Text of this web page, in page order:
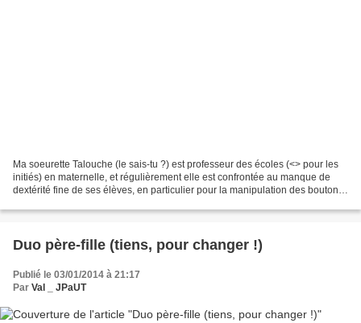
Ma soeurette Talouche (le sais-tu ?) est professeur des écoles (<> pour les
initiés) en maternelle, et régulièrement elle est confrontée au manque de
dextérité fine de ses élèves, en particulier pour la manipulation des boutons,
Duo père-fille (tiens, pour changer !)
Publié le 03/01/2014 à 21:17
Par Val _ JPaUT